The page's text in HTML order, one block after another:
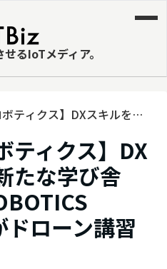
るIoTメディア。
ティクス】DXスキルを磨
ドローン講習を開始
ティクス】DX
たな学び舎
ドローン講習